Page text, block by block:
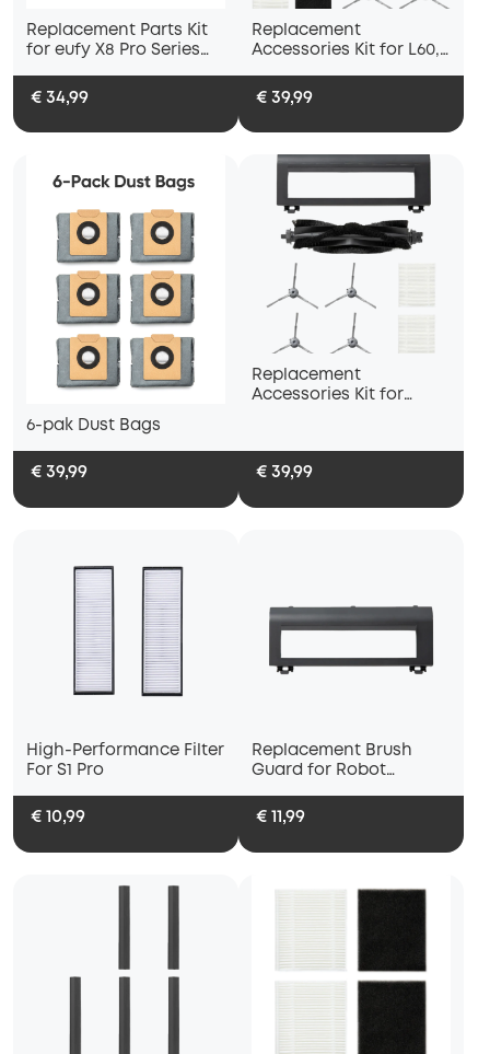
Replacement Parts Kit
for eufy X8 Pro Series
€ 34,99
Replacement
Accessories Kit for L60,
€ 39,99
6-pak Dust Bags
€ 39,99
Replacement
Accessories Kit for
L50 SES
€ 39,99
High-Performance Filter
For S1 Pro
€ 10,99
Replacement Brush
Guard for Robot
€ 11,99